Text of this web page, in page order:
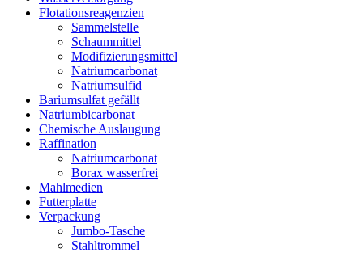
Flotationsreagenzien
Sammelstelle
Schaummittel
Modifizierungsmittel
Natriumcarbonat
Natriumsulfid
Bariumsulfat gefällt
Natriumbicarbonat
Chemische Auslaugung
Raffination
Natriumcarbonat
Borax wasserfrei
Mahlmedien
Futterplatte
Verpackung
Jumbo-Tasche
Stahltrommel